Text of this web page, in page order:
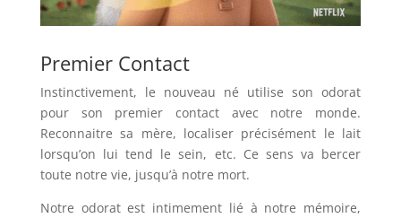
Premier Contact
Instinctivement, le nouveau né utilise son odorat
pour son premier contact avec notre monde.
Reconnaitre sa mère, localiser précisément le lait
lorsqu’on lui tend le sein, etc. Ce sens va bercer
toute notre vie, jusqu’à notre mort.
Notre odorat est intimement lié à notre mémoire,